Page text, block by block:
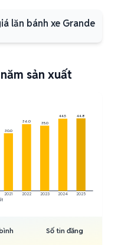
lăn bánh xe Grande
sản xuất
2021 2022 2023 2024 2025
30.0
36.0 35.0
44.5 44.8
Số tin đăng